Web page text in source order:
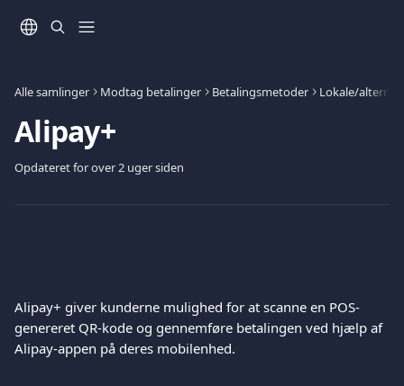
Alle samlinger Modtag betalinger Betalingsmetoder Lokale/
Alipay+
Opdateret for over 2 uger siden
Alipay+ giver kunderne mulighed for at scanne en POS-
genereret QR-kode og gennemføre betalingen ved hjælp af
Alipay-appen på deres mobilenhed.